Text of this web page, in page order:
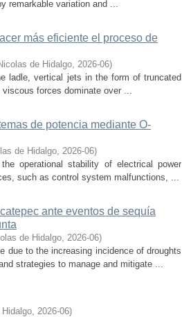
remarkable variation and ...
más eficiente el proceso de
de Hidalgo, 2026-06)
ladle, vertical jets in the form of truncated
forces dominate over ...
de potencia mediante O-
de Hidalgo, 2026-06)
operational stability of electrical power
such as control system malfunctions, ...
ante eventos de sequía
de Hidalgo, 2026-06)
due to the increasing incidence of droughts
strategies to manage and mitigate ...
, 2026-06)